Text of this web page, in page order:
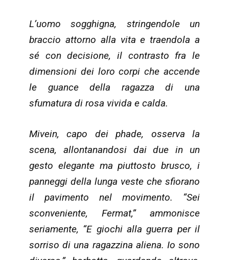
L’uomo sogghigna, stringendole un
braccio attorno alla vita e traendola a
sé con decisione, il contrasto fra le
dimensioni dei loro corpi che accende
le guance della ragazza di una
sfumatura di rosa vivida e calda.
Mivein, capo dei phade, osserva la
scena, allontanandosi dai due in un
gesto elegante ma piuttosto brusco, i
panneggi della lunga veste che sfiorano
il pavimento nel movimento. “Sei
sconveniente, Fermat,” ammonisce
seriamente, “E giochi alla guerra per il
sorriso di una ragazzina aliena. Io sono